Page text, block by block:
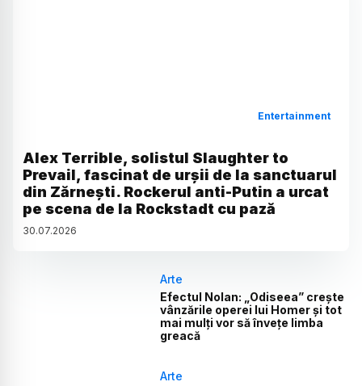
Entertainment
Alex Terrible, solistul Slaughter to
Prevail, fascinat de urșii de la sanctuarul
din Zărnești. Rockerul anti-Putin a urcat
pe scena de la Rockstadt cu pază
30.07.2026
Arte
Efectul Nolan: „Odiseea” crește
vânzările operei lui Homer și tot
mai mulți vor să învețe limba
greacă
Arte